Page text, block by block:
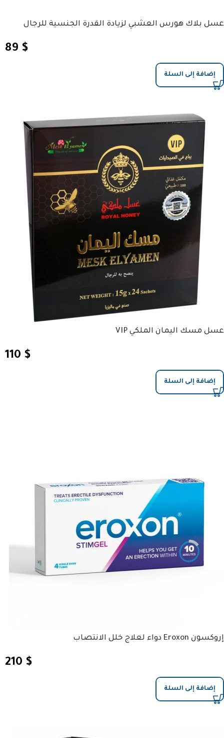
عسل بلاك هورس العشبي لزيادة القدرة الجنسية للرجال
89 $
إضافة إلى السلة
عسل مسك اليمان الملكي VIP
110 $
إضافة إلى السلة
إروكسون Eroxon دواء لعلاج خلل الانتصاب
210 $
إضافة إلى السلة